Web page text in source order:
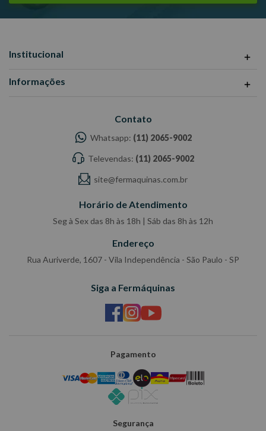
Institucional
Informações
Contato
Whatsapp: (11) 2065-9002
Televendas: (11) 2065-9002
site@fermaquinas.com.br
Horário de Atendimento
Seg à Sex das 8h às 18h | Sáb das 8h às 12h
Endereço
Rua Auriverde, 1607 - Vila Independência - São Paulo - SP
Siga a Fermáquinas
Pagamento
Segurança